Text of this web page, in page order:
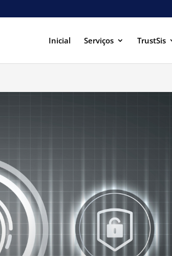
Inicial Serviços TrustSis